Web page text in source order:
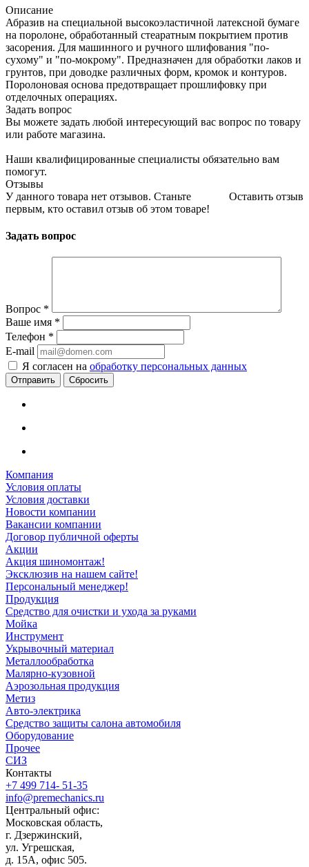
Описание
Абразив на специальной высокоэластичной латексной бумаге
на поролоне, обработанный стеаратным покрытием против
засорения. Для машинного и ручного шлифования "по-
сухому" и "по-мокрому". Предназначен для обработки лаков и
грунтов, при доводке различных форм, кромок и контуров.
Поролоновая основа предотвращает прошлифовку при
отделочных операциях.
Задать вопрос
Вы можете задать любой интересующий вас вопрос по товару
или работе магазина.
Наши квалифицированные специалисты обязательно вам
помогут.
Отзывы
Оставить отзыв
У данного товара нет отзывов. Станьте
первым, кто оставил отзыв об этом товаре!
Задать вопрос
Вопрос *
Ваше имя *
Телефон *
E-mail
Я согласен на обработку персональных данных
Сбросить
Компания
Условия оплаты
Условия доставки
Новости компании
Вакансии компании
Договор публичной оферты
Акции
Акция шиномонтаж!
Эксклюзив на нашем сайте!
Персональный менеджер!
Продукция
Средство для очистки и ухода за руками
Мойка
Инструмент
Укрывочный материал
Металлообработка
Малярно-кузовной
Аэрозольная продукция
Метиз
Авто-электрика
Средство защиты салона автомобиля
Оборудование
Прочее
СИЗ
Контакты
+7 499 714- 51-35
info@premechanics.ru
Центральный офис:
Московская область,
г. Дзержинский,
ул. Угрешская,
д. 15А, офис 505.